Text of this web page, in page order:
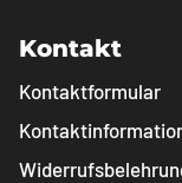
Kontakt
Kontaktformular